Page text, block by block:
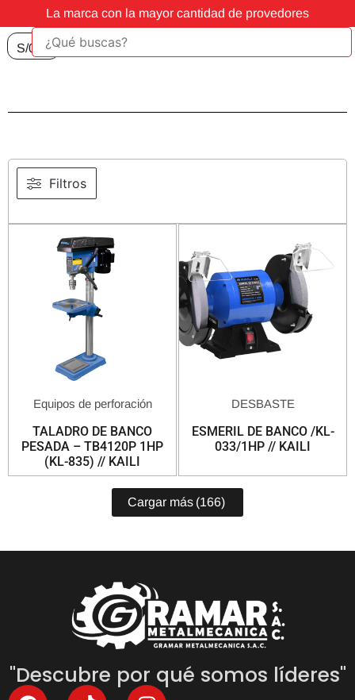
La marca con la mayor cantidad de provedores
S/0.00
Filtros
Equipos de perforación
TALADRO DE BANCO
PESADA – TB4120P 1HP
(KL-835) // KAILI
DESBASTE
ESMERIL DE BANCO /KL-
033/1HP // KAILI
Cargar más (166)
"Descubre por qué somos líderes"